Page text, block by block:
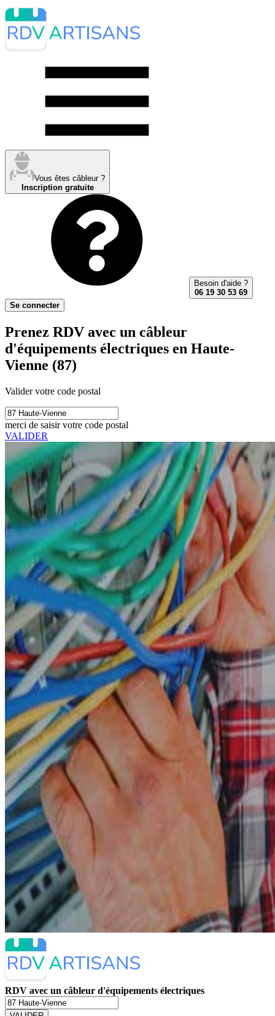
Vous êtes câbleur ?
Inscription gratuite
Besoin d'aide ?
06 19 30 53 69
Se connecter
Prenez RDV avec un câbleur
d'équipements électriques en Haute-
Vienne (87)
Valider votre code postal
merci de saisir votre code postal
VALIDER
RDV avec un câbleur d'équipements électriques